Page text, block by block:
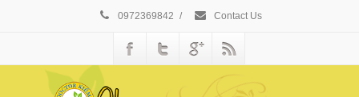
0972369842 / Contact Us